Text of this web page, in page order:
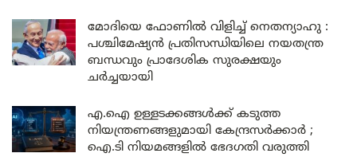
മോദിയെ ഫോണിൽ വിളിച്ച് നെതന്യാഹു :
പശ്ചിമേഷ്യൻ പ്രതിസന്ധിയിലെ നയതന്ത്ര
ബന്ധവും പ്രാദേശിക സുരക്ഷയും
ചർച്ചയായി
എ.ഐ ഉള്ളടക്കങ്ങൾക്ക് കടുത്ത
നിയന്ത്രണങ്ങളുമായി കേന്ദ്രസർക്കാർ ;
ഐ.ടി നിയമങ്ങളിൽ ഭേദഗതി വരുത്തി